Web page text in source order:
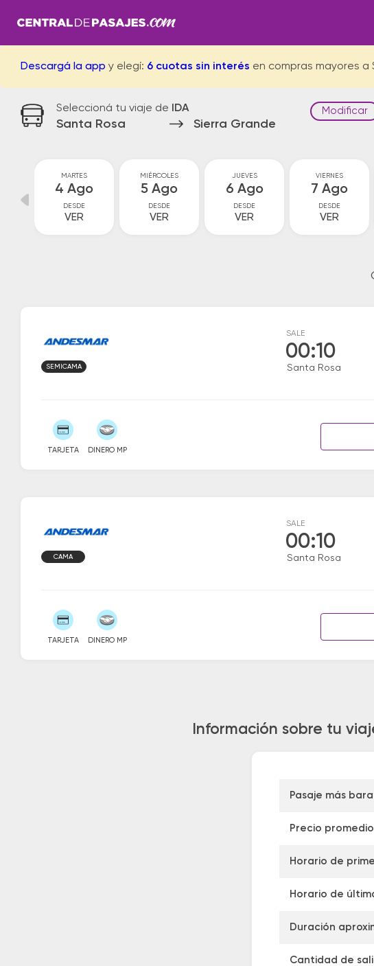
Descargá la app y elegí: 6 cuotas sin interés en compras mayores a
Seleccioná tu viaje de IDA
Santa Rosa Sierra Grande
Modificar
MARTES
4 Ago
DESDE
VER
MIÉRCOLES
5 Ago
DESDE
VER
JUEVES
6 Ago
DESDE
VER
VIERNES
7 Ago
DESDE
VER
SALE
00:10
Santa Rosa
SEMICAMA
TARJETA DINERO MP
SALE
00:10
Santa Rosa
CAMA
TARJETA DINERO MP
Información sobre tu
Pasaje más
Precio
Horario de
Horario de
Duración
Cantidad de